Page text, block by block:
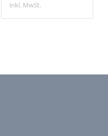
inkl. MwSt.